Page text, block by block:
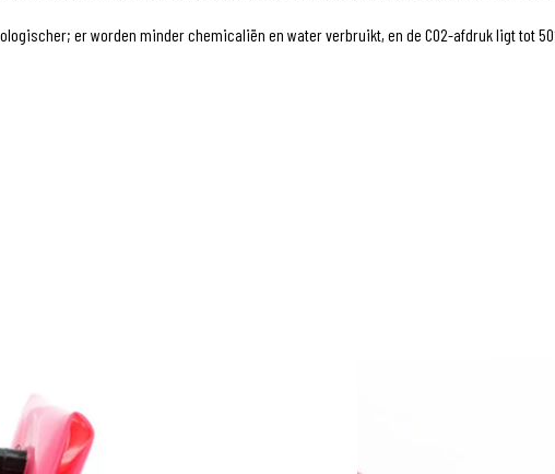
er worden minder chemicaliën en water verbruikt, en de CO2-afdruk ligt tot